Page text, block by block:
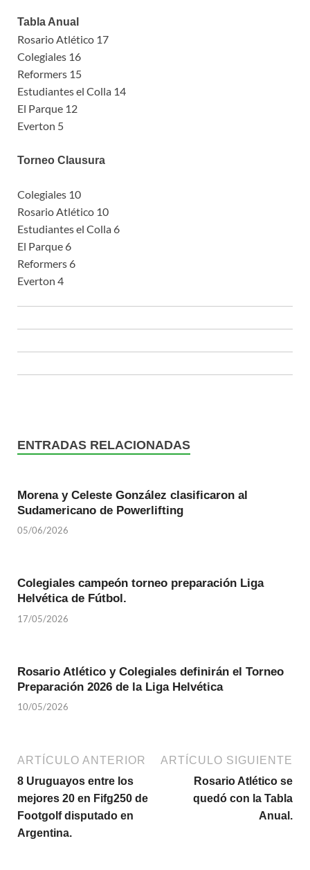
Tabla Anual
Rosario Atlético 17
Colegiales 16
Reformers 15
Estudiantes el Colla 14
El Parque 12
Everton 5
Torneo Clausura
Colegiales 10
Rosario Atlético 10
Estudiantes el Colla 6
El Parque 6
Reformers 6
Everton 4
ENTRADAS RELACIONADAS
Morena y Celeste González clasificaron al
Sudamericano de Powerlifting
05/06/2026
Colegiales campeón torneo preparación Liga
Helvética de Fútbol.
17/05/2026
Rosario Atlético y Colegiales definirán el Torneo
Preparación 2026 de la Liga Helvética
10/05/2026
ARTÍCULO ANTERIOR
8 Uruguayos entre los
mejores 20 en Fifg250 de
Footgolf disputado en
Argentina.
ARTÍCULO SIGUIENTE
Rosario Atlético se
quedó con la Tabla
Anual.